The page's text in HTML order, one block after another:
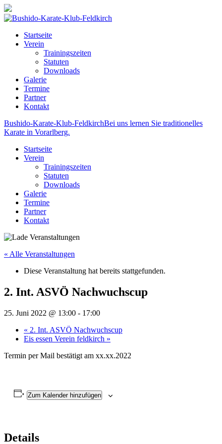
Startseite
Verein
Trainingszeiten
Statuten
Downloads
Galerie
Termine
Partner
Kontakt
Bushido-Karate-Klub-FeldkirchBei uns lernen Sie traditionelles
Karate in Vorarlberg.
Startseite
Verein
Trainingszeiten
Statuten
Downloads
Galerie
Termine
Partner
Kontakt
« Alle Veranstaltungen
Diese Veranstaltung hat bereits stattgefunden.
2. Int. ASVÖ Nachwuchscup
25. Juni 2022 @ 13:00 - 17:00
« 2. Int. ASVÖ Nachwuchscup
Eis essen Verein feldkirch »
Termin per Mail bestätigt am xx.xx.2022
Zum Kalender hinzufügen
Details